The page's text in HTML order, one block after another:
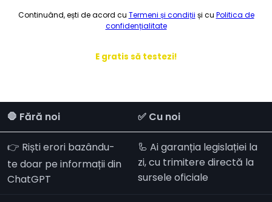
Continuând, ești de acord cu Termeni și condiții și cu Politica de
confidențialitate
E gratis să testezi!
🛑 Fără noi ✅ Cu noi
👉 Riști erori bazându-
te doar pe informații din
ChatGPT
🦾 Ai garanția legislației la
zi, cu trimitere directă la
sursele oficiale